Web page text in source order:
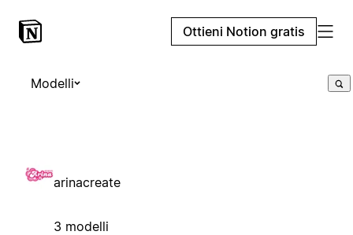
Ottieni Notion gratis
Modelli
arinacreate
3 modelli